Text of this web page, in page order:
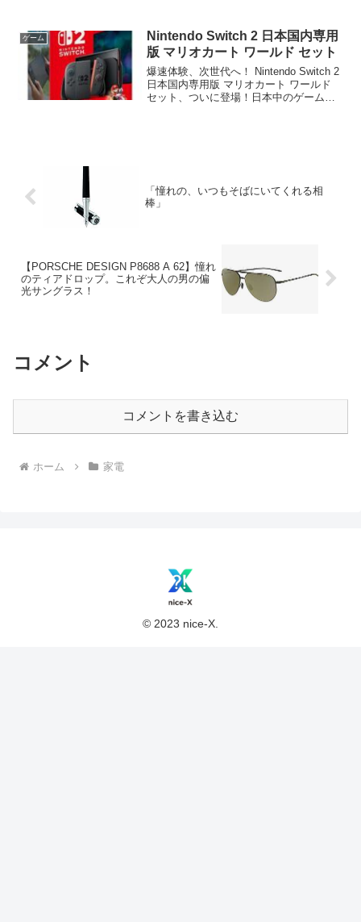
選んだのは、温度調節ができるタイプ。
これが本当にすごいんで...
ゲーム
Nintendo Switch 2 日本国内専用
版 マリオカート ワールド セット
爆速体験、次世代へ！ Nintendo Switch 2
日本国内専用版 マリオカート ワールド
セット、ついに登場！日本中のゲームフ
「憧れの、いつもそばにいてくれる相
棒」
【PORSCHE DESIGN P8688 A 62】憧れ
のティアドロップ。これぞ大人の男の偏
光サングラス！
コメント
コメントを書き込む
ホーム 家電
© 2023 nice-X.